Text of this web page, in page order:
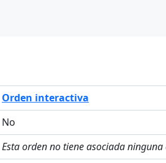
Orden interactiva
No
Esta orden no tiene asociada